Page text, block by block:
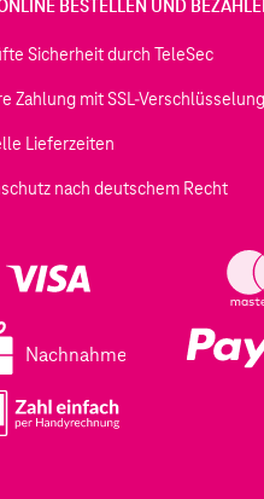
Tab geöffnet)
Tab geöffnet)
BESTELLEN UND
Sicherheit durch TeleSec
Zahlung mit SSL-Verschlüsselung
Lieferzeiten
nach deutschem Recht
Nachnahme